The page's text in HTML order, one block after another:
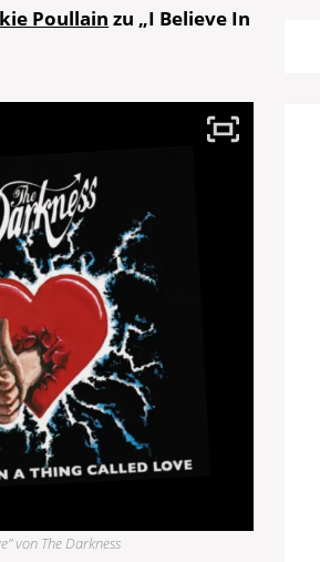
Poullain zu „I Believe In
von The Darkness